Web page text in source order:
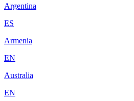
Argentina
ES
Armenia
EN
Australia
EN